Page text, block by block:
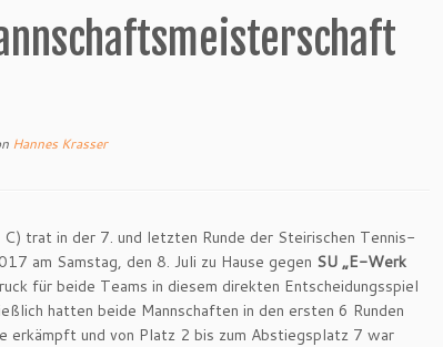
Hannes Krasser
C) trat in der 7. und letzten Runde der Steirischen Tennis-
am Samstag, den 8. Juli zu Hause gegen SU „E-Werk
für beide Teams in diesem direkten Entscheidungsspiel
hatten beide Mannschaften in den ersten 6 Runden
erkämpft und von Platz 2 bis zum Abstiegsplatz 7 war